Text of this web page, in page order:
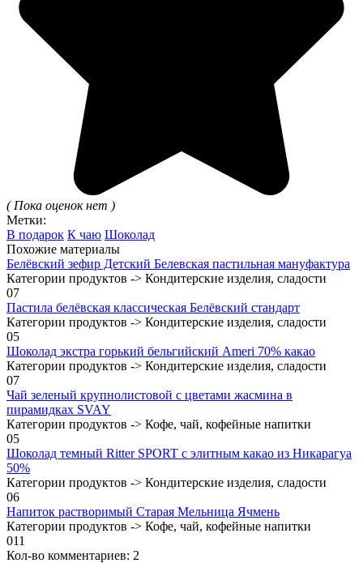
( Пока оценок нет )
Метки:
В подарок К чаю Шоколад
Похожие материалы
Белёвский зефир Детский Белевская пастильная мануфактура
Категории продуктов -> Кондитерские изделия, сладости
07
Пастила белёвская классическая Белёвский стандарт
Категории продуктов -> Кондитерские изделия, сладости
05
Шоколад экстра горький бельгийский Ameri 70% какао
Категории продуктов -> Кондитерские изделия, сладости
07
Чай зеленый крупнолистовой с цветами жасмина в
пирамидках SVAY
Категории продуктов -> Кофе, чай, кофейные напитки
05
Шоколад темный Ritter SPORT с элитным какао из Никарагуа
50%
Категории продуктов -> Кондитерские изделия, сладости
06
Напиток растворимый Старая Мельница Ячмень
Категории продуктов -> Кофе, чай, кофейные напитки
011
Кол-во комментариев: 2